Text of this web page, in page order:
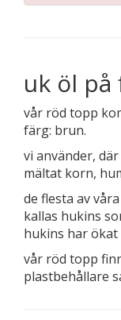
uk öl
vår röd topp
färg: brun.
vi använder,
mältat korn,
de flesta av
kallas hukins
hukins har ökat
vår röd topp
plastbehållare